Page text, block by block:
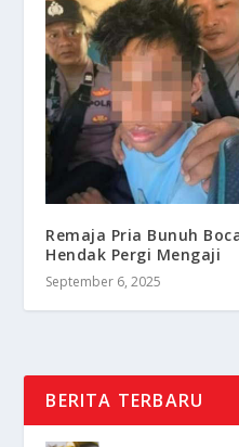
Remaja Pria Bunuh
Hendak Pergi Mengaji
September 6, 2025
BERITA TERBARU